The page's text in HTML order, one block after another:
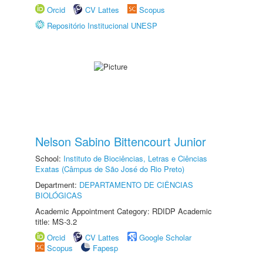
Orcid
CV Lattes
Scopus
Repositório Institucional UNESP
Nelson Sabino Bittencourt Junior
School: Instituto de Biociências, Letras e Ciências
Exatas (Câmpus de São José do Rio Preto)
Department: DEPARTAMENTO DE CIÊNCIAS
BIOLÓGICAS
Academic Appointment Category: RDIDP Academic
title: MS-3.2
Orcid
CV Lattes
Google Scholar
Scopus
Fapesp